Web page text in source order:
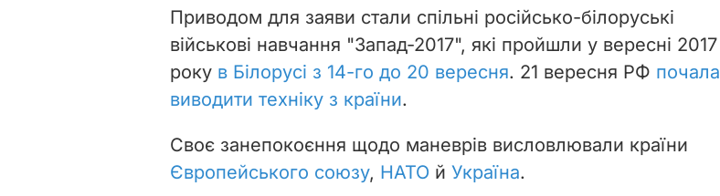
Приводом для заяви стали спільні російсько-білоруські
військові навчання "Запад-2017", які пройшли у вересні 2017
року в Білорусі з 14-го до 20 вересня. 21 вересня РФ почала
виводити техніку з країни.
Своє занепокоєння щодо маневрів висловлювали країни
Європейського союзу, НАТО й Україна.